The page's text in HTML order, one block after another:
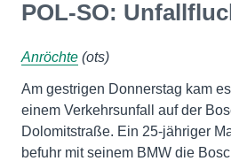
POL-SO:
Anröchte (ots)
Am gestrigen Donnerstag kam
einem Verkehrsunfall auf der
Dolomitstraße. Ein 25-jähriger
befuhr mit seinem BMW die